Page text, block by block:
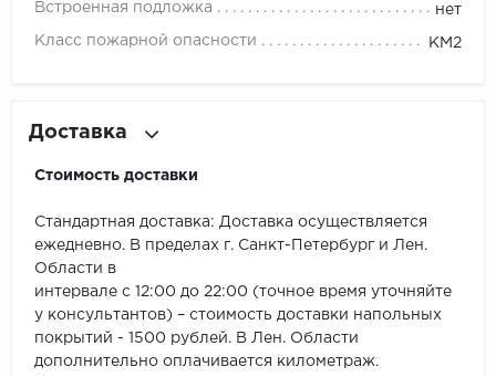
SPC Flooring
SPC Kronostep
SPC Promo
Встроенная подложка нет
Класс пожарной опасности КМ2
Доставка
Стоимость доставки
Стандартная доставка: Доставка осуществляется
ежедневно. В пределах г. Санкт-Петербург и Лен.
Области в
интервале с 12:00 до 22:00 (точное время уточняйте
у консультантов) – стоимость доставки напольных
покрытий - 1500 рублей. В Лен. Области
дополнительно оплачивается километраж.